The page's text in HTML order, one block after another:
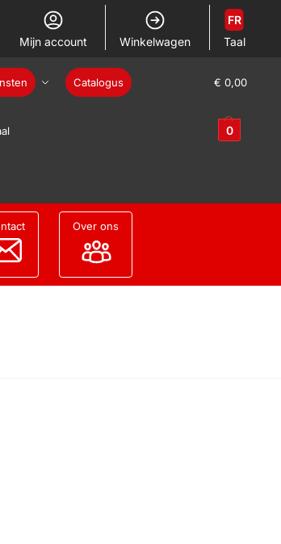
Mijn account Winkelwagen Taal
FR
Catalogus € 0,00
0
Over ons